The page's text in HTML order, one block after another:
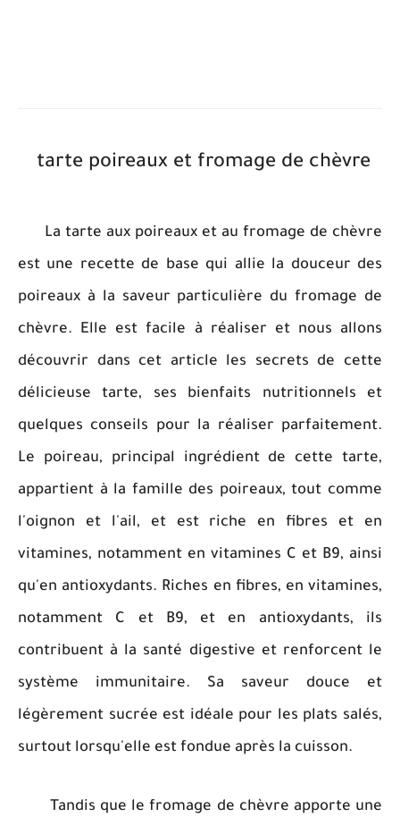
tarte poireaux et fromage de chèvre
La tarte aux poireaux et au fromage de chèvre
est une recette de base qui allie la douceur des
poireaux à la saveur particulière du fromage de
chèvre. Elle est facile à réaliser et nous allons
découvrir dans cet article les secrets de cette
délicieuse tarte, ses bienfaits nutritionnels et
quelques conseils pour la réaliser parfaitement.
Le poireau, principal ingrédient de cette tarte,
appartient à la famille des poireaux, tout comme
l'oignon et l'ail, et est riche en fibres et en
vitamines, notamment en vitamines C et B9, ainsi
qu'en antioxydants. Riches en fibres, en vitamines,
notamment C et B9, et en antioxydants, ils
contribuent à la santé digestive et renforcent le
système immunitaire. Sa saveur douce et
légèrement sucrée est idéale pour les plats salés,
surtout lorsqu'elle est fondue après la cuisson.
Tandis que le fromage de chèvre apporte une